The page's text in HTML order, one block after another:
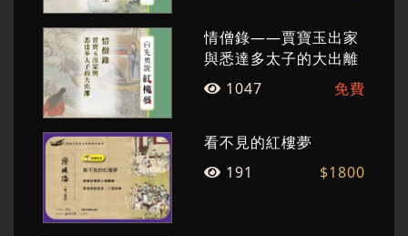
的研究，兩岸均不斷有學者投入，人數眾多，面
向多元，形成白先勇文學經典化現象。
情僧錄——賈寶玉出家
與悉達多太子的大出離
1047
免費
看不見的紅樓夢
191
$1800